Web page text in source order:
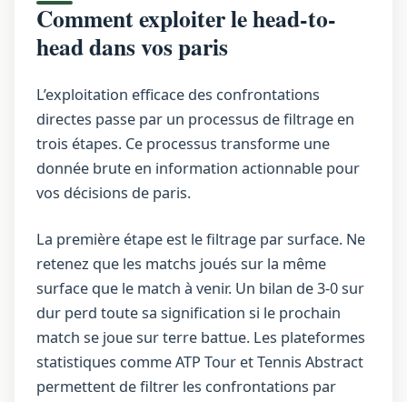
Comment exploiter le head-to-
head dans vos paris
L’exploitation efficace des confrontations
directes passe par un processus de filtrage en
trois étapes. Ce processus transforme une
donnée brute en information actionnable pour
vos décisions de paris.
La première étape est le filtrage par surface. Ne
retenez que les matchs joués sur la même
surface que le match à venir. Un bilan de 3-0 sur
dur perd toute sa signification si le prochain
match se joue sur terre battue. Les plateformes
statistiques comme ATP Tour et Tennis Abstract
permettent de filtrer les confrontations par